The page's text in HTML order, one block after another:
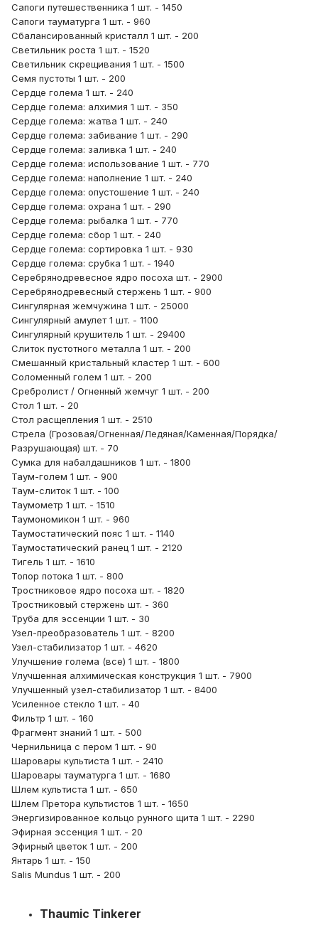
Сапоги путешественника 1 шт. - 1450
Сапоги тауматурга 1 шт. - 960
Сбалансированный кристалл 1 шт. - 200
Светильник роста 1 шт. - 1520
Светильник скрещивания 1 шт. - 1500
Семя пустоты 1 шт. - 200
Сердце голема 1 шт. - 240
Сердце голема: алхимия 1 шт. - 350
Сердце голема: жатва 1 шт. - 240
Сердце голема: забивание 1 шт. - 290
Сердце голема: заливка 1 шт. - 240
Сердце голема: использование 1 шт. - 770
Сердце голема: наполнение 1 шт. - 240
Сердце голема: опустошение 1 шт. - 240
Сердце голема: охрана 1 шт. - 290
Сердце голема: рыбалка 1 шт. - 770
Сердце голема: сбор 1 шт. - 240
Сердце голема: сортировка 1 шт. - 930
Сердце голема: срубка 1 шт. - 1940
Серебрянодревесное ядро посоха шт. - 2900
Серебрянодревесный стержень 1 шт. - 900
Сингулярная жемчужина 1 шт. - 25000
Сингулярный амулет 1 шт. - 1100
Сингулярный крушитель 1 шт. - 29400
Слиток пустотного металла 1 шт. - 200
Смешанный кристальный кластер 1 шт. - 600
Соломенный голем 1 шт. - 200
Сребролист / Огненный жемчуг 1 шт. - 200
Стол 1 шт. - 20
Стол расщепления 1 шт. - 2510
Стрела (Грозовая/Огненная/Ледяная/Каменная/Порядка/
Разрушающая) шт. - 70
Сумка для набалдашников 1 шт. - 1800
Таум-голем 1 шт. - 900
Таум-слиток 1 шт. - 100
Таумометр 1 шт. - 1510
Таумономикон 1 шт. - 960
Таумостатический пояс 1 шт. - 1140
Таумостатический ранец 1 шт. - 2120
Тигель 1 шт. - 1610
Топор потока 1 шт. - 800
Тростниковое ядро посоха шт. - 1820
Тростниковый стержень шт. - 360
Труба для эссенции 1 шт. - 30
Узел-преобразователь 1 шт. - 8200
Узел-стабилизатор 1 шт. - 4620
Улучшение голема (все) 1 шт. - 1800
Улучшенная алхимическая конструкция 1 шт. - 7900
Улучшенный узел-стабилизатор 1 шт. - 8400
Усиленное стекло 1 шт. - 40
Фильтр 1 шт. - 160
Фрагмент знаний 1 шт. - 500
Чернильница с пером 1 шт. - 90
Шаровары культиста 1 шт. - 2410
Шаровары тауматурга 1 шт. - 1680
Шлем культиста 1 шт. - 650
Шлем Претора культистов 1 шт. - 1650
Энергизированное кольцо рунного щита 1 шт. - 2290
Эфирная эссенция 1 шт. - 20
Эфирный цветок 1 шт. - 200
Янтарь 1 шт. - 150
Salis Mundus 1 шт. - 200
Thaumic Tinkerer